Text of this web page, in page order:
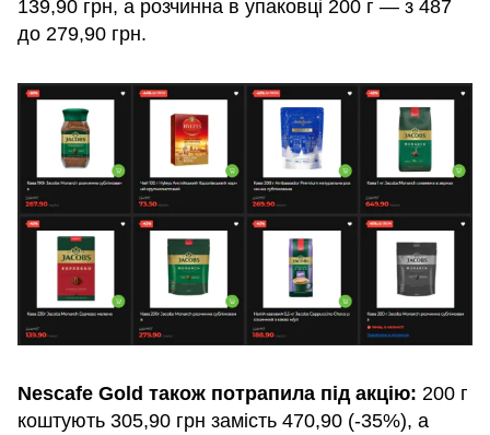
139,90 грн, а розчинна в упаковці 200 г — з 487
до 279,90 грн.
Nescafe Gold також потрапила під акцію: 200 г
коштують 305,90 грн замість 470,90 (-35%), а